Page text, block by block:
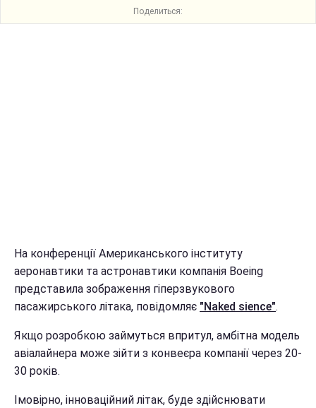
Поделиться:
На конференції Американського інституту
аеронавтики та астронавтики компанія Boeing
представила зображення гіперзвукового
пасажирського літака, повідомляє "Naked sience".
Якщо розробкою займуться впритул, амбітна модель
авіалайнера може зійти з конвеєра компанії через 20-
30 років.
Імовірно, інноваційний літак, буде здійснювати